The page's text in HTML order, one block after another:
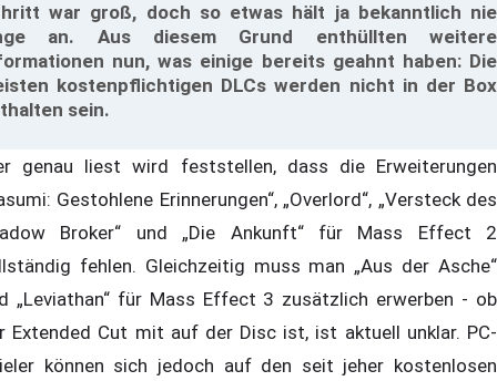
war groß, doch so etwas hält ja bekanntlich nie
an. Aus diesem Grund enthüllten weitere
nun, was einige bereits geahnt haben: Die
kostenpflichtigen DLCs werden nicht in der Box
sein.
genau liest wird feststellen, dass die Erweiterungen
Gestohlene Erinnerungen“, „Overlord“, „Versteck des
Broker“ und „Die Ankunft“ für Mass Effect 2
fehlen. Gleichzeitig muss man „Aus der Asche“
„Leviathan“ für Mass Effect 3 zusätzlich erwerben - ob
Extended Cut mit auf der Disc ist, ist aktuell unklar. PC-
können sich jedoch auf den seit jeher kostenlosen